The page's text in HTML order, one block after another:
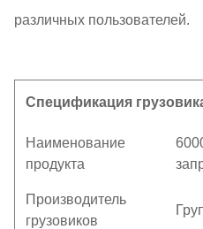
различных пользователей.
Спецификация
Наименование
продукта
Производитель
грузовиков